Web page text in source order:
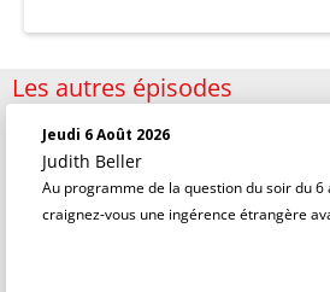
Les autres épisodes
Jeudi 6 Août 2026
Judith Beller
Au programme de la question du soir du
craignez-vous une ingérence étrangère